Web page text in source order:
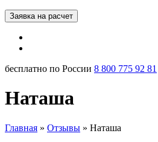
Заявка на расчет
бесплатно по России 8 800 775 92 81
Наташа
Главная » Отзывы » Наташа